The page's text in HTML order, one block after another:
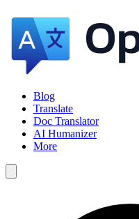
Blog
Translate
Doc Translator
AI Humanizer
More